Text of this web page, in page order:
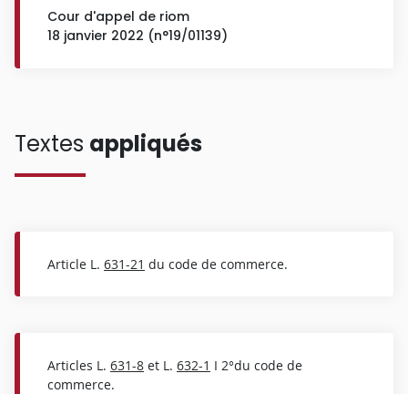
Cour d'appel de riom
18 janvier 2022 (n°19/01139)
Textes appliqués
Article L. 631-21 du code de commerce.
Articles L. 631-8 et L. 632-1 I 2°du code de
commerce.